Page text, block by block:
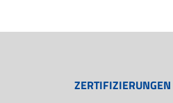
ZERTIFIZIERUNGEN